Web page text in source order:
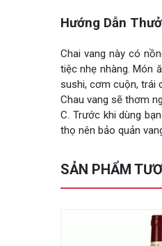
Hướng Dẫn
Chai vang này có
tiệc nhẹ nhàng. Món
sushi, cơm cuộn, trái
Chau vang sẽ thơm
C. Trước khi dùng
thọ nên bảo quản
SẢN PHẨM